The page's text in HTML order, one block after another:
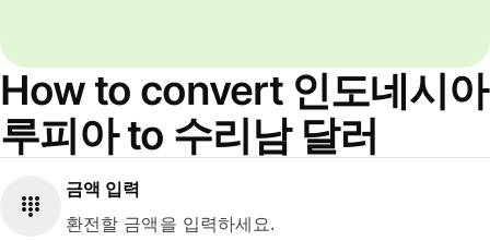
How to convert 인도네시아
루피아 to 수리남 달러
금액 입력
환전할 금액을 입력하세요.